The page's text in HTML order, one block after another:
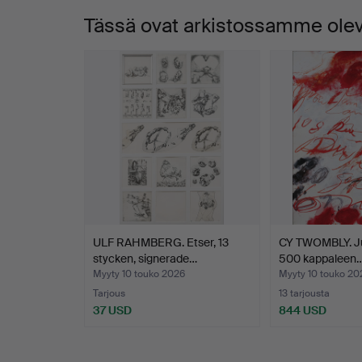
Tässä ovat arkistossamme
ULF RAHMBERG. Etser, 13
stycken, signerade…
Myyty 10 touko 2026
Tarjous
37 USD
CY TWOMBLY.
500
Myyty 10 touko
13 tarjousta
844 USD